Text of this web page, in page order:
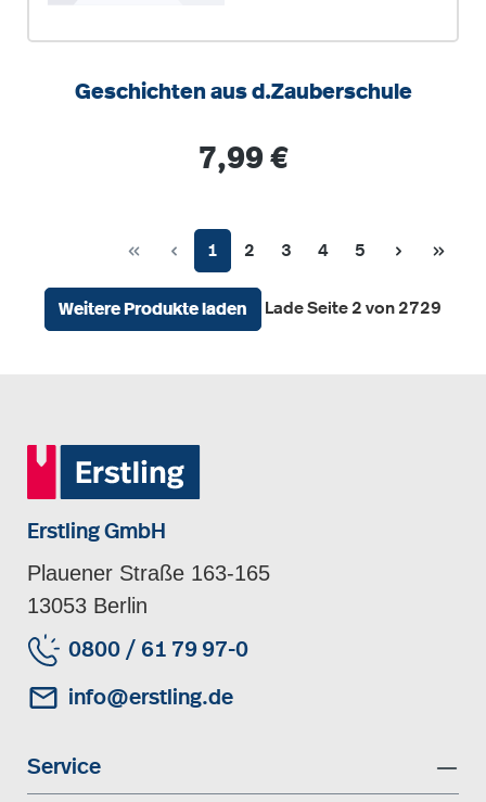
Geschichten aus d.Zauberschule
Regulärer Preis:
7,99 €
Seite
1 Seite
2 Seite
3 Seite
4 Seite
5
Weitere Produkte laden Lade Seite 2 von 2729
Erstling GmbH
Plauener Straße 163-165
13053 Berlin
0800 / 61 79 97-0
info@erstling.de
Service